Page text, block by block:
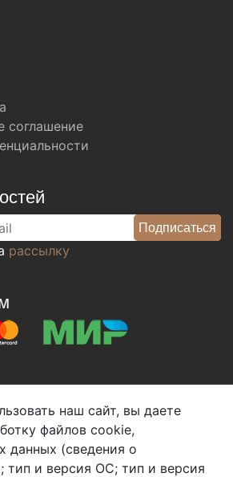
соглашение
рассылку
08
- оптовые продажи
наш сайт, вы даете
файлов cookie,
данных (сведения о
тип и версия ОС; тип и версия